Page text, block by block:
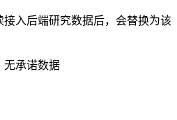
入后端研究数据后，会替换为该
无承诺数据